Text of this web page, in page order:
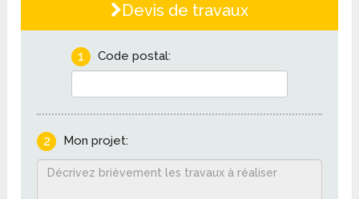
Devis de travaux
1 Code postal:
2 Mon projet: